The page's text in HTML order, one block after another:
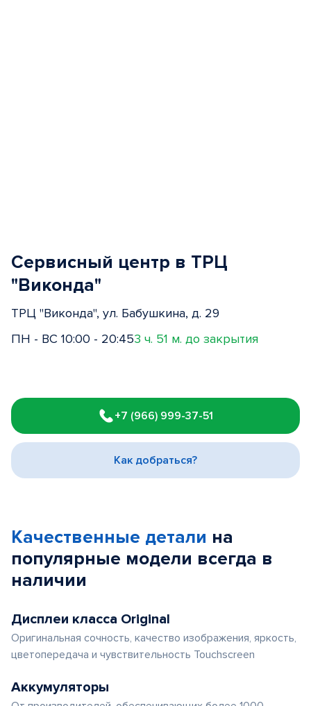
Сервисный центр в ТРЦ
"Виконда"
ТРЦ "Виконда", ул. Бабушкина, д. 29
ПН - ВС 10:00 - 20:453 ч. 51 м. до закрытия
1
of
3
+7 (966) 999-37-51
Как добраться?
Качественные детали на
популярные модели всегда в
наличии
Дисплеи класса Original
Оригинальная сочность, качество изображения, яркость,
цветопередача и чувствительность Touchscreen
Аккумуляторы